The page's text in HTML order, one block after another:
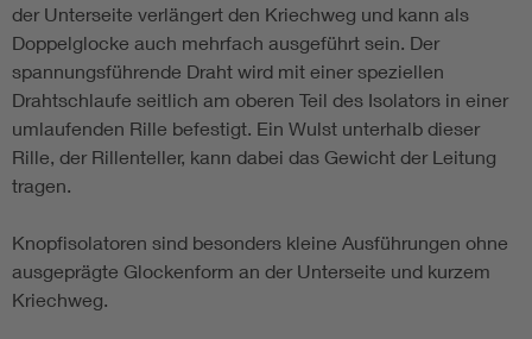
der Unterseite verlängert den Kriechweg und kann als
Doppelglocke auch mehrfach ausgeführt sein. Der
spannungsführende Draht wird mit einer speziellen
Drahtschlaufe seitlich am oberen Teil des Isolators in einer
umlaufenden Rille befestigt. Ein Wulst unterhalb dieser
Rille, der Rillenteller, kann dabei das Gewicht der Leitung
tragen.
Knopfisolatoren sind besonders kleine Ausführungen ohne
ausgeprägte Glockenform an der Unterseite und kurzem
Kriechweg.